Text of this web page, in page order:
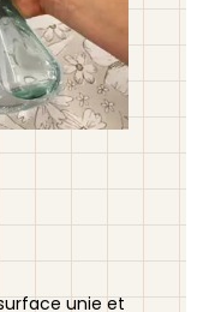
unie et